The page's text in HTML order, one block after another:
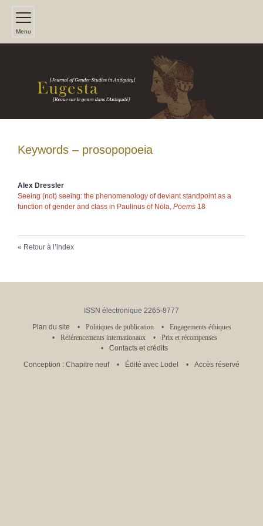
Menu
Keywords – prosopopoeia
Alex Dressler
Seeing (not) seeing: the phenomenology of deviant standpoint as a
function of gender and class in Paulinus of Nola, Poems 18
Retour à l’index
ISSN électronique 2265-8777
Plan du site
Politiques de publication
Engagements éthiques
Référencements internationaux
Prix et récompenses
Contacts et crédits
Conception : Chapitre neuf
Édité avec Lodel Accès réservé